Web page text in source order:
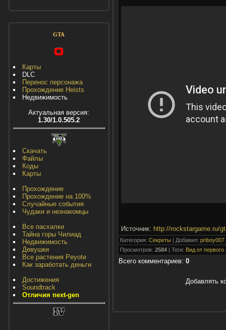
GTA
Карты
DLC
Перенос персонажа
Прохождение Heists
Недвижимость
Актуальная версия:
1.30/1.0.505.2
Скачать
Файлы
Коды
Карты
Прохождение
Прохождение на 100%
Случайные события
Чудаки и незнакомцы
Все пасхалки
Тайна горы Чилиад
Недвижимость
Девушки
Все растения Peyote
Как заработать деньги
Достижения
Soundtrack
Отличия next-gen
Источник: http://rockstargame.ru/
Категория: Секреты| Добавил: priboy007
Просмотров: 2584| Теги: Вид от первого
Всего комментариев: 0
Добавлять